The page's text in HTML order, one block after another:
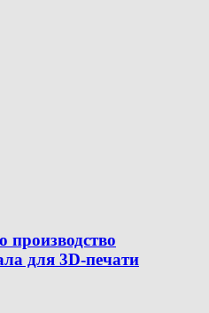
производство
для 3D-печати